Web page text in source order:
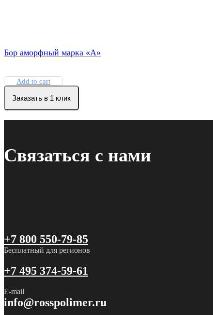
Бор аморфный марка «А»
Add to cart
Заказать в 1 клик
Связаться с нами
+7 800 550-79-85
Бесплатный для регионов
+7 495 374-59-61
E-mail
info@rosspolimer.ru